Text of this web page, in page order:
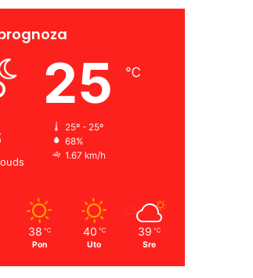
25 ℃
25º - 25º
68%
1.67 km/h
38 ℃
Pon
40 ℃
Uto
39 ℃
Sre